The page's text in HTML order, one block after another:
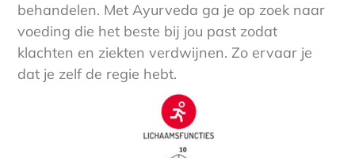
behandelen. Met Ayurveda ga je op zoek naar
voeding die het beste bij jou past zodat
klachten en ziekten verdwijnen. Zo ervaar je
dat je zelf de regie hebt.